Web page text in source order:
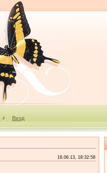
Вход
16.06.13, 18:32:58